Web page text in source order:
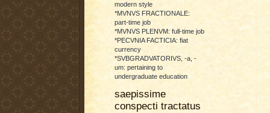
modern style
*MVNVS FRACTIONALE:
part-time job
*MVNVS PLENVM: full-time job
*PECVNIA FACTICIA: fiat
currency
*SVBGRADVATORIVS, -a, -
um: pertaining to
undergraduate education
saepissime
conspecti tractatus